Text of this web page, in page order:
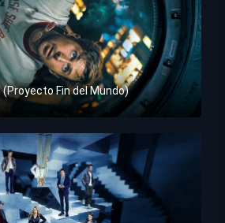
Fin del Mundo)